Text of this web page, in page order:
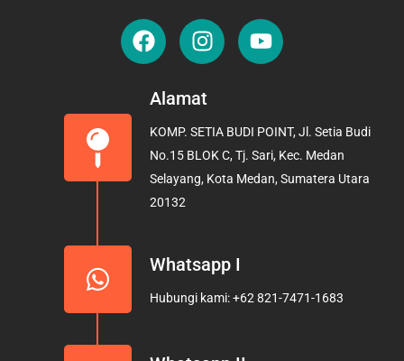
F
a
e
o
o
k
I
n
t
g
r
a
Y
o
b
e
Alamat
KOMP. SETIA BUDI POINT, Jl. Setia Budi
No.15 BLOK C, Tj. Sari, Kec. Medan
Selayang, Kota Medan, Sumatera Utara
20132
Whatsapp I
Hubungi kami: +62 821-7471-1683